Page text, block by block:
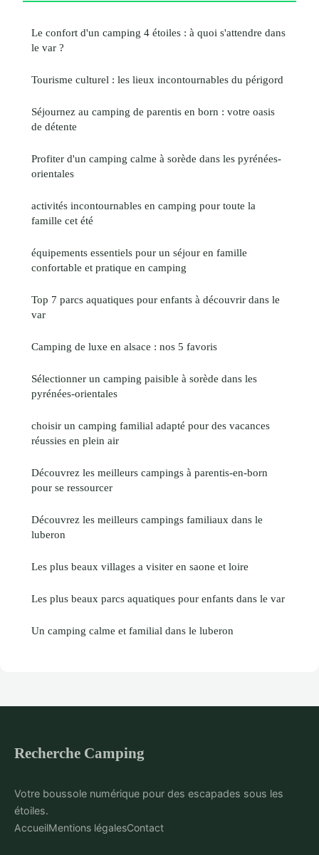
Le confort d'un camping 4 étoiles : à quoi s'attendre dans
le var ?
Tourisme culturel : les lieux incontournables du périgord
Séjournez au camping de parentis en born : votre oasis
de détente
Profiter d'un camping calme à sorède dans les pyrénées-
orientales
activités incontournables en camping pour toute la
famille cet été
équipements essentiels pour un séjour en famille
confortable et pratique en camping
Top 7 parcs aquatiques pour enfants à découvrir dans le
var
Camping de luxe en alsace : nos 5 favoris
Sélectionner un camping paisible à sorède dans les
pyrénées-orientales
choisir un camping familial adapté pour des vacances
réussies en plein air
Découvrez les meilleurs campings à parentis-en-born
pour se ressourcer
Découvrez les meilleurs campings familiaux dans le
luberon
Les plus beaux villages a visiter en saone et loire
Les plus beaux parcs aquatiques pour enfants dans le var
Un camping calme et familial dans le luberon
Recherche Camping
Votre boussole numérique pour des escapades sous les
étoiles.
AccueilMentions légalesContact